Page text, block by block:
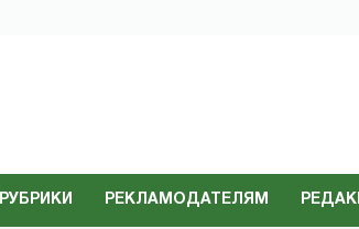
РУБРИКИ РЕКЛАМОДАТЕЛЯМ